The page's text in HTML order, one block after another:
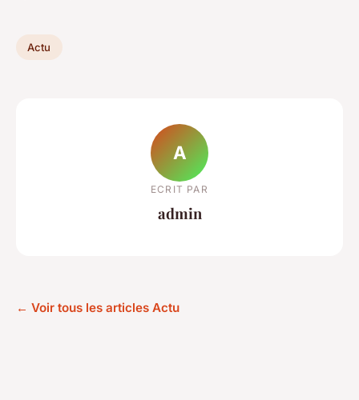
Actu
A
ECRIT PAR
admin
← Voir tous les articles Actu